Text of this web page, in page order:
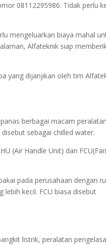
08112295986. Tidak perlu
mengeluarkan biaya mahal
Alfateknik siap
yang dijanjikan oleh tim
berbagai macam
sebagai chilled water.
(Air Handle Unit) dan
pada perusahaan dengan
lebih kecil. FCU biasa disebut
listrik, peralatan